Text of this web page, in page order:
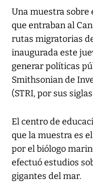
Una muestra sobre
que entraban al
rutas migratorias
inaugurada este
generar políticas
Smithsonian de
(STRI, por sus
El centro de
que la muestra es
por el biólogo
efectuó estudios
gigantes del mar.